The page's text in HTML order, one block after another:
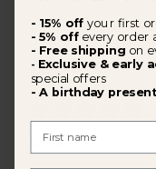
Gina R.🇩🇪
Acheteur
Super
- 15% off your first
- 5% offevery order
- Free shipping on
- Exclusive & early
special offers
- A birthday present
First Name